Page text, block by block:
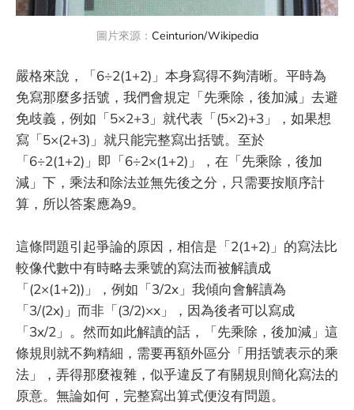
圖片來源： Ceinturion/Wikipedia
嚴格來說，「6÷2(1+2)」本身寫得不夠清晰。平時為
免寫那麼多括號，我們會規定「先乘除，後加減」去避
免歧義，例如「5×2+3」就代表「(5×2)+3」，如果想
寫「5×(2+3)」就只能完整寫出括號。至於
「6÷2(1+2)」即「6÷2×(1+2)」，在「先乘除，後加
減」下，乘法和除法並無先後之分，只需要按順序計
算，所以答案應為9。
這條問題引起爭論的原因，相信是「2(1+2)」的寫法比
較像代數中有時略去乘號的寫法而被解讀成
「(2×(1+2))」，例如「3/2x」我傾向會解讀為
「3/(2x)」而非「(3/2)×x」，因為後者可以寫成
「3x/2」。然而如此解讀的話，「先乘除，後加減」這
條規則就不夠精細，需要再額外區分「用括號表示的乘
法」，弄得那麼複雜，似乎違反了有關規則簡化寫法的
原意。無論如何，完整寫出算式便沒有問題。